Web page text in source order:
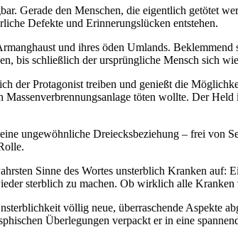
Gerade den Menschen, die eigentlich getötet
Defekte und Erinnerungslücken entstehen.
und ihres öden Umlands.
bis schließlich der ursprüngliche Mensch sich
der Protagonist treiben und genießt die
töten wollte. Der
ungewöhnliche Dreiecksbeziehung – frei von
Sinne des Wortes unsterblich Kranken auf:
sterblich zu machen. Ob wirklich alle
völlig neue, überraschende Aspekte
Überlegungen verpackt er in eine